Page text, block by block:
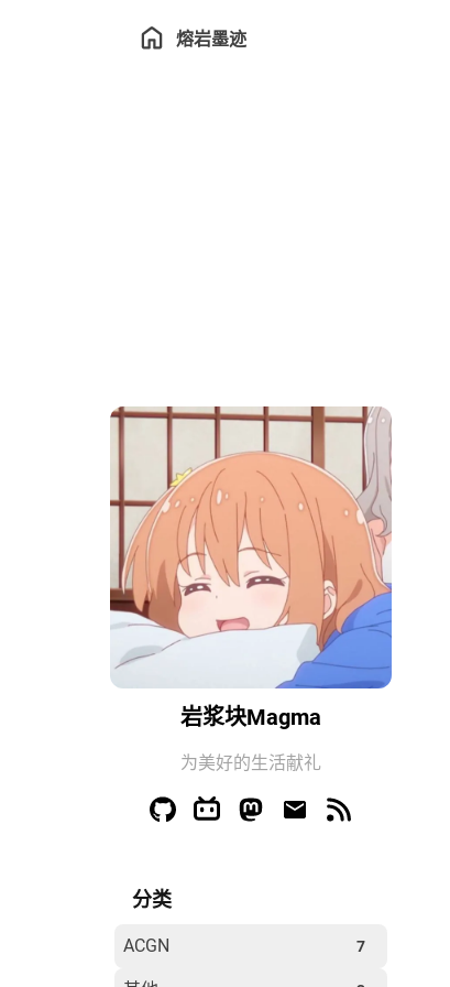
熔岩墨迹
岩浆块Magma
为美好的生活献礼
分类
ACGN 7